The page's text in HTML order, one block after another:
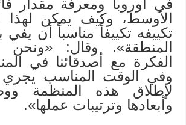
في أوروبا ومعرفة مقدار
الأوسط، وكيف يمكن لهذا
تكييفه تكييفاً مناسباً أن
المنطقة». وقال:
الفكرة مع أصدقائنا في
وفي الوقت المناسب يجري
لإطلاق هذه المنظمة
وأبعادها وترتيبات عملها».